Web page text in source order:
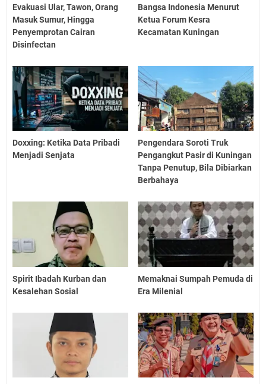
Evakuasi Ular, Tawon, Orang
Masuk Sumur, Hingga
Penyemprotan Cairan
Disinfectan
Bangsa Indonesia Menurut
Ketua Forum Kesra
Kecamatan Kuningan
Doxxing: Ketika Data Pribadi
Menjadi Senjata
Pengendara Soroti Truk
Pengangkut Pasir di Kuningan
Tanpa Penutup, Bila Dibiarkan
Berbahaya
Spirit Ibadah Kurban dan
Kesalehan Sosial
Memaknai Sumpah Pemuda di
Era Milenial